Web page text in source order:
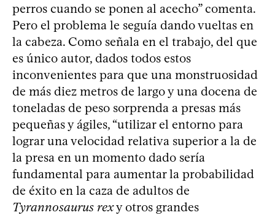
perros cuando se ponen al acecho” comenta.
Pero el problema le seguía dando vueltas en
la cabeza. Como señala en el trabajo, del que
es único autor, dados todos estos
inconvenientes para que una monstruosidad
de más diez metros de largo y una docena de
toneladas de peso sorprenda a presas más
pequeñas y ágiles, “utilizar el entorno para
lograr una velocidad relativa superior a la de
la presa en un momento dado sería
fundamental para aumentar la probabilidad
de éxito en la caza de adultos de
Tyrannosaurus rexy otros grandes